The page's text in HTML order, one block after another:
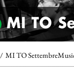
MI TO
MI TO